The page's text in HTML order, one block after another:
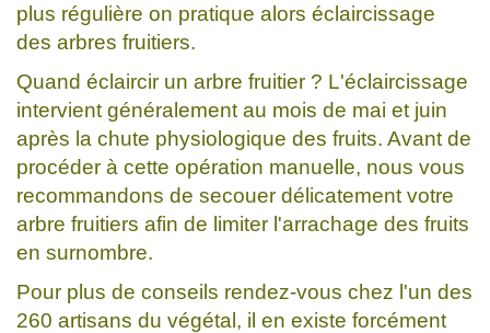
plus régulière on pratique alors éclaircissage
des arbres fruitiers.
Quand éclaircir un arbre fruitier ? L'éclaircissage
intervient généralement au mois de mai et juin
après la chute physiologique des fruits. Avant de
procéder à cette opération manuelle, nous vous
recommandons de secouer délicatement votre
arbre fruitiers afin de limiter l'arrachage des fruits
en surnombre.
Pour plus de conseils rendez-vous chez l'un des
260 artisans du végétal, il en existe forcément